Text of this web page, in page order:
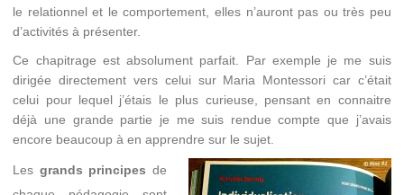
le relationnel et le comportement, elles n’auront pas ou très peu
d’activités à présenter.
Ce chapitrage est absolument parfait. Par exemple je me suis
dirigée directement vers celui sur Maria Montessori car c’était
celui pour lequel j’étais le plus curieuse, pensant en connaitre
déjà une grande partie je me suis rendue compte que j’avais
encore beaucoup à en apprendre sur le sujet.
Les grands principes de